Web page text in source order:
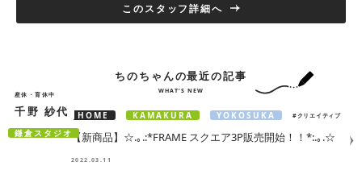
産休・育休中
千野 紗代
鎌倉スタジオ
このスタッフ詳細へ
ちのちゃんの最近の記事
WHAT’S NEW
HOME KAMAKURA YOKOSUKA #クリエイティブ
【新商品】☆.｡.:*FRAME スクエア3P販売開始！！*:.｡.☆
2022.03.11